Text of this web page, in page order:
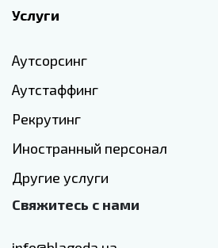
Услуги
Аутсорсинг
Аутстаффинг
Рекрутинг
Иностранный персонал
Другие услуги
Свяжитесь с нами